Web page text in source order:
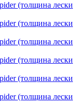
(толщина лески
(толщина лески
(толщина лески
(толщина лески
(толщина лески
(толщина лески